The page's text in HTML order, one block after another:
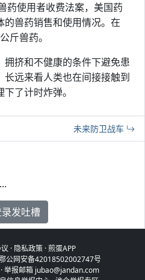
药使用者收费法案，美国药
兽药销售和使用情况。在
斤兽药。
挤和不健康的条件下避免患
远来看人类也在间接接触到
了计时炸弹。
未来防卫战车
发吐槽
· 隐私政策·煎蛋APP
公网安备42018502002747号
举报邮箱 jubao@jandan.com